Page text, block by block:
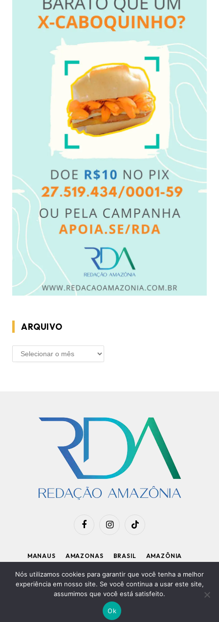
ARQUIVO
ARQUIVO
FacebookInstagramTikTok
MANAUS AMAZONAS BRASIL
AMAZÔNIA
APOIE O RDA
Diretor Executivo: Kleiton Renzo|Política de Privacidade
Nós utilizamos cookies para garantir que você tenha a melhor
experiência em nosso site. Se você continua a usar este site,
assumimos que você está satisfeito.
Ok